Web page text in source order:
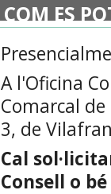
COM ES
A l'Oficina
Comarcal
3, de
Cal
Consell o